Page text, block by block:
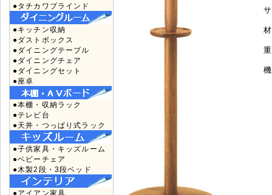
●タチカワブラインド
●キッチン収納
●ダストボックス
●ダイニングテーブル
●ダイニングチェア
●ダイニングセット
●座卓
●本棚・収納ラック
●テレビ台
●天井・つっぱり式ラック
●子供家具・キッズルーム
●ベビーチェア
●木製2段・3段ベッド
●アイアン家具